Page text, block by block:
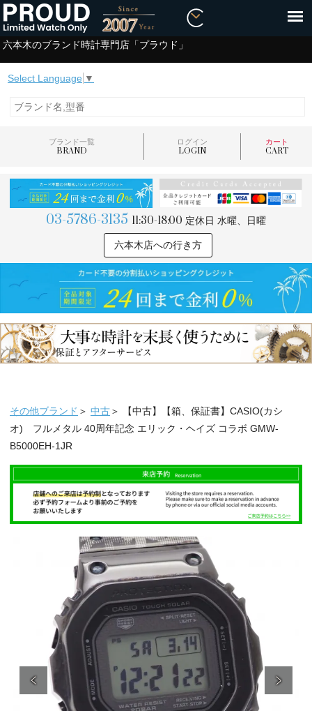
六本木のブランド時計専門店「プラウド」
Select Language ▼
ブランド一覧
BRAND
ログイン
LOGIN
カート
CART
03-5786-3135 11:30-18:00 定休日 水曜、日曜
六本木店への行き方
その他ブランド ＞ 中古＞ 【中古】【箱、保証書】CASIO(カシ
オ) フルメタル 40周年記念 エリック・ヘイズ コラボ GMW-
B5000EH-1JR